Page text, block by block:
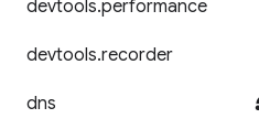
devtools.performance
devtools.recorder
dns